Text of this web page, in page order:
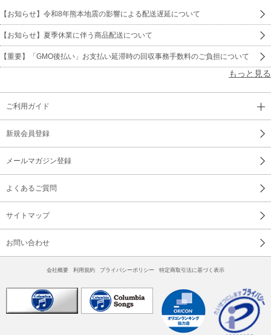
【お知らせ】令和8年熊本地震の影響による配送遅延について
【お知らせ】夏季休業に伴う商品配送について
【重要】「GMO後払い」お支払い延滞時の回収事務手数料のご負担について
もっと見る
ご利用ガイド
新規会員登録
メールマガジン登録
よくあるご質問
サイトマップ
お問い合わせ
会社概要 利用規約 プライバシーポリシー 特定商取引法に基づく表示